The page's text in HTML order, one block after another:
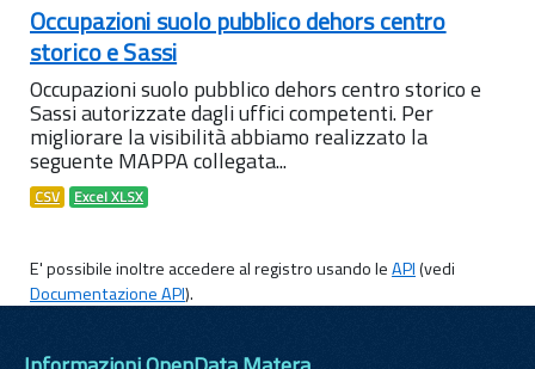
Occupazioni suolo pubblico dehors centro
storico e Sassi
Occupazioni suolo pubblico dehors centro storico e
Sassi autorizzate dagli uffici competenti. Per
migliorare la visibilità abbiamo realizzato la
seguente MAPPA collegata...
CSV Excel XLSX
E' possibile inoltre accedere al registro usando leAPI(vedi
Documentazione API).